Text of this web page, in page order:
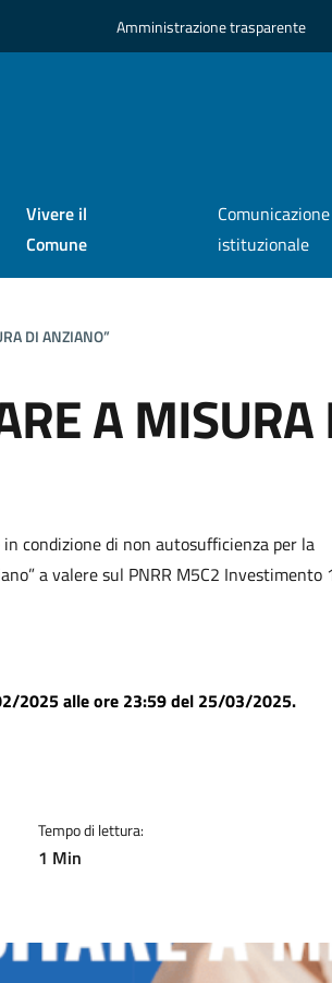
Amministrazione trasparente
Vivere il
Comune
Comunicazione
istituzionale
DI ANZIANO”
A MISURA
condizione di non autosufficienza per la
a valere sul PNRR M5C2 Investimento
2025 alle ore 23:59 del 25/03/2025.
Tempo di lettura:
1 Min